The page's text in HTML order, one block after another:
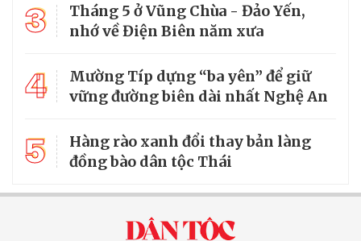
3
Tháng 5 ở Vũng Chùa - Đảo Yến,
nhớ về Điện Biên năm xưa
4
Mường Típ dựng “ba yên” để giữ
vững đường biên dài nhất Nghệ An
5
Hàng rào xanh đổi thay bản làng
đồng bào dân tộc Thái